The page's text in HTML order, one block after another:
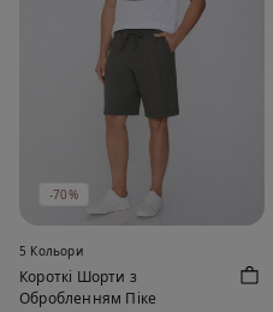
-70%
5 Кольори
Короткі Шорти з
Обробленням Піке